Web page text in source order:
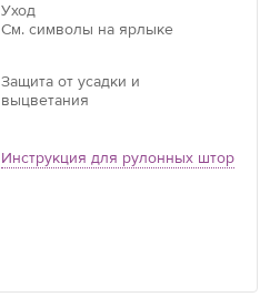
Уход
См. символы на ярлыке
Защита от усадки и
выцветания
Инструкция для рулонных штор